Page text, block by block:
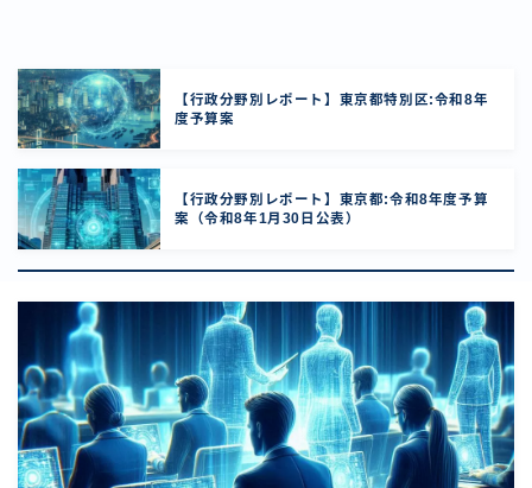
【行政分野別レポート】東京都特別区:令和8年
度予算案
【行政分野別レポート】東京都:令和8年度予算
案（令和8年1月30日公表）